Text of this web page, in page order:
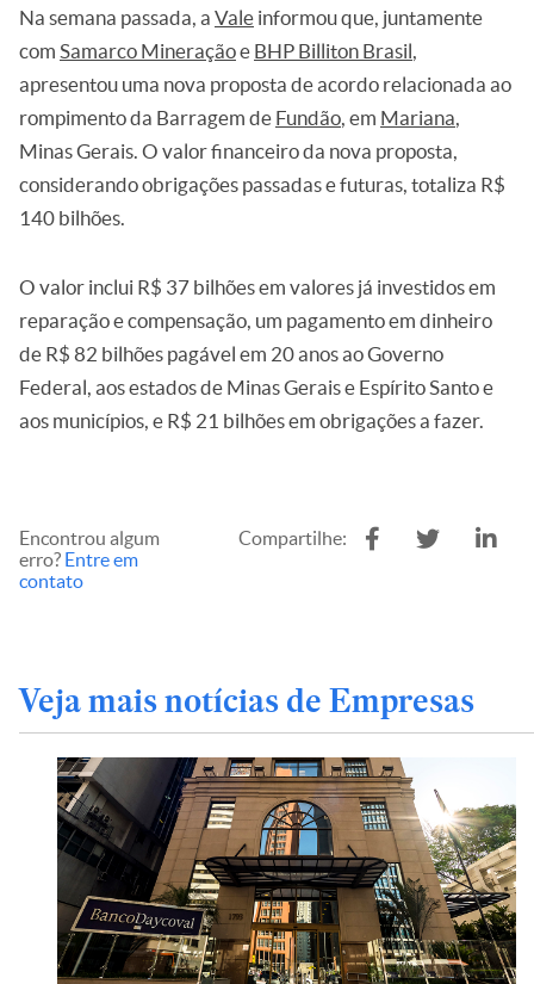
Na semana passada, a Vale informou que, juntamente
com Samarco Mineraçãoe BHP Billiton Brasil
apresentou uma nova proposta de acordo relacionada ao
rompimento da Barragem de Fundão , em Mariana
Minas Gerais. O valor financeiro da nova proposta,
considerando obrigações passadas e futuras, totaliza R$
140 bilhões.
O valor inclui R$ 37 bilhões em valores já investidos em
reparação e compensação, um pagamento em dinheiro
de R$ 82 bilhões pagável em 20 anos ao Governo
Federal, aos estados de Minas Gerais e Espírito Santo e
aos municípios, e R$ 21 bilhões em obrigações a fazer.
Encontrou algum
erro? Entre em
contato
Compartilhe:
Veja mais notícias de Empresas